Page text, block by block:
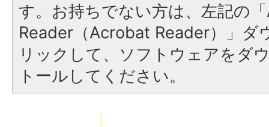
す。お持ちでない方は、左記の
Reader（Acrobat Reader）」ダ
リックして、ソフトウェアをダ
トールしてください。